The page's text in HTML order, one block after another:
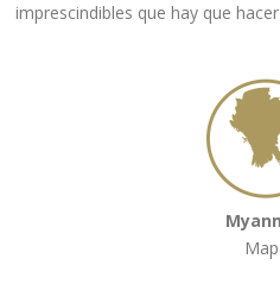
imprescindibles que hay que